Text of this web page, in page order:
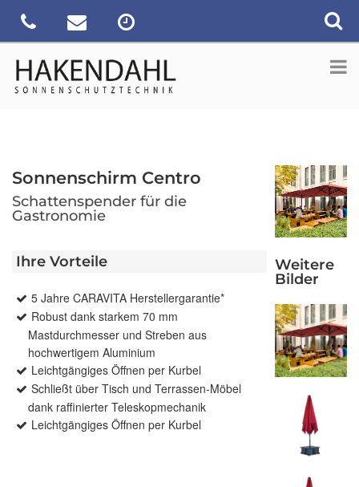
Sonnenschirm Centro
Schattenspender für die
Gastronomie
Ihre Vorteile
5 Jahre CARAVITA Herstellergarantie*
Robust dank starkem 70 mm
Mastdurchmesser und Streben aus
hochwertigem Aluminium
Leichtgängiges Öffnen per Kurbel
Schließt über Tisch und Terrassen-Möbel
dank raffinierter Teleskopmechanik
Leichtgängiges Öffnen per Kurbel
Weitere
Bilder